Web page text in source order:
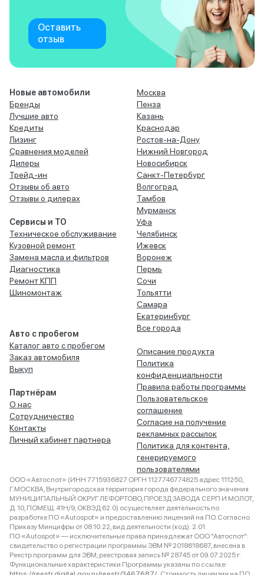
Оставить
отзыв
Новые автомобили
Бренды
Лучшие авто
Кредиты
Лизинг
Сравнения моделей
Дилеры
Трейд-ин
Отзывы об авто
Отзывы о дилерах
Сервисы и ТО
Техническое обслуживание
Кузовной ремонт
Замена масла и фильтров
Диагностика
Ремонт КПП
Шиномонтаж
Авто с пробегом
Каталог авто с пробегом
Заказ автомобиля
Выкуп
Партнёрам
О нас
Сотрудничество
Контакты
Личный кабинет партнера
Москва
Пенза
Казань
Краснодар
Ростов-на-Дону
Нижний Новгород
Новосибирск
Санкт-Петербург
Волгоград
Тамбов
Мурманск
Уфа
Челябинск
Ижевск
Воронеж
Пермь
Сочи
Тольятти
Самара
Екатеринбург
Все города
Описание продукта
Политика
конфиденциальности
Правила работы программы
Пользовательское
соглашение
Согласие на получение
рекламных рассылок
Политика для контента,
генерируемого
пользователями
ООО «Автоспот» (ИНН 7715936827 ОРГН 1127746774825 адрес 111250,
Г.МОСКВА, Внутригородская территория города федерального значения
МУНИЦИПАЛЬНЫЙ ОКРУГ ЛЕФОРТОВО, ПРОЕЗД ЗАВОДА СЕРП И МОЛОТ,
Д. 10, ПОМЕЩ. 41Н/9, ОКВЭД 62.0) осуществляет деятельность по
разработке ПО «Autospot» и предоставлению лицензий на ПО. Согласно
Приказу Минцифры от 08.10.22, вид деятельности (код): 2.01.
ПО «Autospot» — исключительные права принадлежат ООО "Автоспот":
свидетельство о регистрации программы ЭВМ № 2018618687, внесена в
Реестр программ для ЭВМ, реестровая запись № 28745 от 09.07.2025 г.
Функциональные характеристики Программы указаны по ссылке: